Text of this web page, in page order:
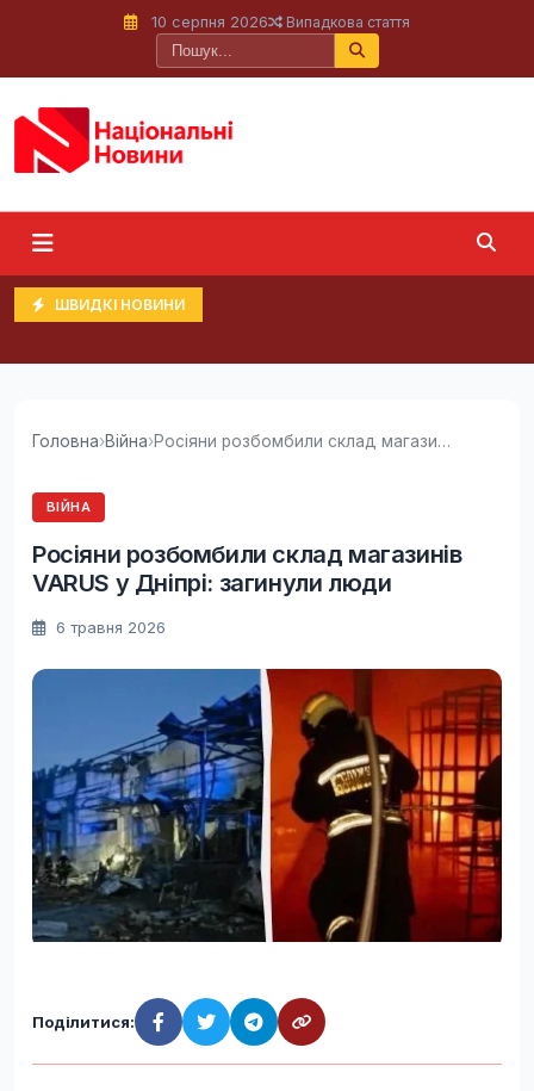
10 серпня 2026 Випадкова стаття
ШВИДКІ НОВИНИ
Головна›Війна› Росіяни розбомбили склад магазинів VARUS у...
ВІЙНА
Росіяни розбомбили склад магазинів
VARUS у Дніпрі: загинули люди
6 травня 2026
Поділитися: